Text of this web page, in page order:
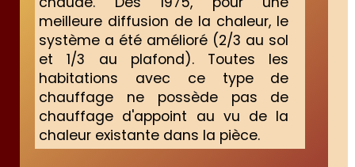
meilleure diffusion de la chaleur, le
système a été amélioré (2/3 au sol
et 1/3 au plafond). Toutes les
habitations avec ce type de
chauffage ne possède pas de
chauffage d'appoint au vu de la
chaleur existante dans la pièce.